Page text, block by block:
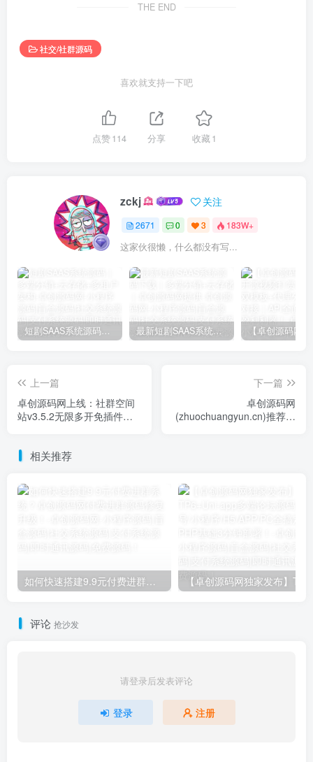
THE END
社交/社群源码
喜欢就支持一下吧
点赞114 分享 收藏 1
zckj 关注
2671 0 3 183W+
这家伙很懒，什么都没有写...
短剧SAAS系统源码｜多端分销+云存储+多租户架构 最新短剧SAAS系统源码下载｜多端分销+云存储｜卓创源码网提供
上一篇
卓创源码网上线：社群空间
站v3.5.2无限多开免插件版
下一篇
卓创源码网
(zhuochuangyun.cn)推荐：
相关推荐
如何快速搭建9.9元付费进群系统？卓创源码网付费进群源码修复升级！​
评论 抢沙发
请登录后发表评论
登录 注册